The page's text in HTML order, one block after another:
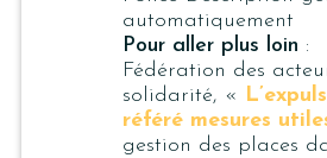
Pour aller plus loin :
Fédération des
solidarité, «
référé mesures
gestion des places